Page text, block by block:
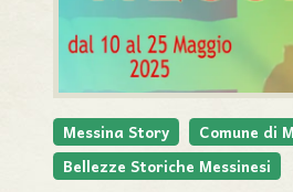
Messina Story Comune di
Bellezze Storiche Messinesi